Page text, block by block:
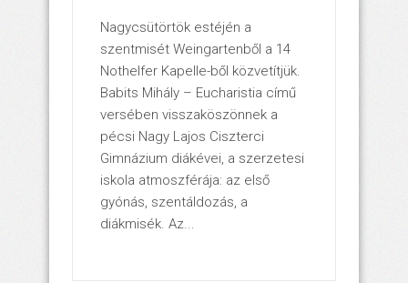
Nagycsütörtök estéjén a
szentmisét Weingartenből a 14
Nothelfer Kapelle-ből közvetítjük.
Babits Mihály – Eucharistia című
versében visszaköszönnek a
pécsi Nagy Lajos Ciszterci
Gimnázium diákévei, a szerzetesi
iskola atmoszférája: az első
gyónás, szentáldozás, a
diákmisék. Az...